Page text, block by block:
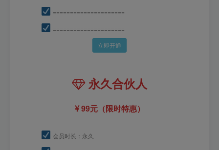
=====================
=====================
立即开通
永久合伙人
99元（限时特惠）
会员时长：永久